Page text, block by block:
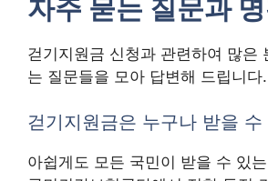
자주 묻는 질문과
걷기지원금 신청과 관련하여 많은
는 질문들을 모아 답변해 드립니다.
걷기지원금은 누구나 받을 수
아쉽게도 모든 국민이 받을 수 있